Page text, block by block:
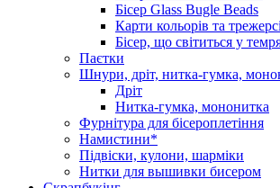
Бісер Glass Bugle Beads
Карти кольорів та
Бісер, що світиться у
Паєтки
Шнури, дріт, нитка-гумка,
Дріт
Нитка-гумка, мононитка
Фурнітура для бісероплетіння
Намистини*
Підвіски, кулони, шарміки
Нитки для вышивки бисером